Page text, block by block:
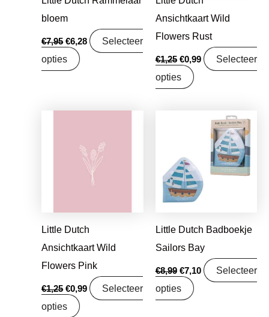
bloem
€7,95 €6,28
Selecteer
opties
Ansichtkaart Wild
Flowers Rust
€1,25 €0,99
Selecteer
opties
Little Dutch
Ansichtkaart Wild
Flowers Pink
€1,25
€1,25.
€0,99
€0,99.
Selecteer
opties
Little Dutch Badboekje
Sailors Bay
€8,99
Oorspronkelijke
€7,10
Huidige
prijs
€7,10.
Selecteer
opties